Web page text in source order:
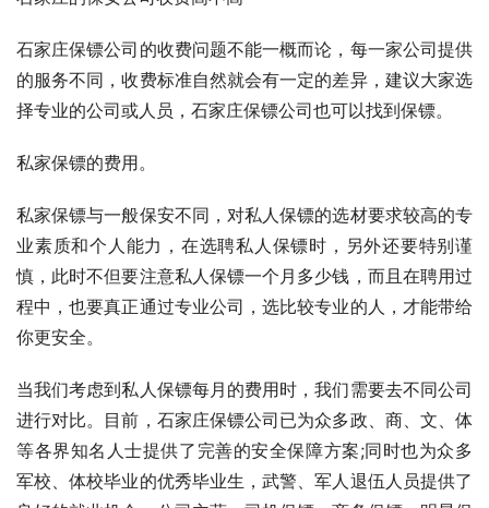
石家庄保镖公司的收费问题不能一概而论，每一家公司提供
的服务不同，收费标准自然就会有一定的差异，建议大家选
择专业的公司或人员，石家庄保镖公司也可以找到保镖。
私家保镖的费用。
私家保镖与一般保安不同，对私人保镖的选材要求较高的专
业素质和个人能力，在选聘私人保镖时，另外还要特别谨
慎，此时不但要注意私人保镖一个月多少钱，而且在聘用过
程中，也要真正通过专业公司，选比较专业的人，才能带给
你更安全。
当我们考虑到私人保镖每月的费用时，我们需要去不同公司
进行对比。目前，石家庄保镖公司已为众多政、商、文、体
等各界知名人士提供了完善的安全保障方案;同时也为众多
军校、体校毕业的优秀毕业生，武警、军人退伍人员提供了